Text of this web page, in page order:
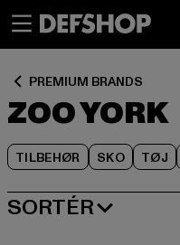
PREMIUM BRANDS
ZOO YORK
TILBEHØR SKO TØJ
SORTÉR
MEST POPULÆRE